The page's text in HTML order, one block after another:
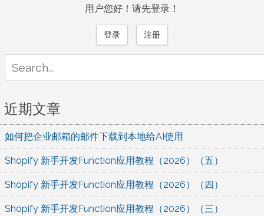
用户您好！请先登录！
登录 注册
for:
近期文章
如何把企业邮箱的邮件下载到本地给AI使用
Shopify 新手开发Function应用教程（2026）（五）
Shopify 新手开发Function应用教程（2026）（四）
Shopify 新手开发Function应用教程（2026）（三）